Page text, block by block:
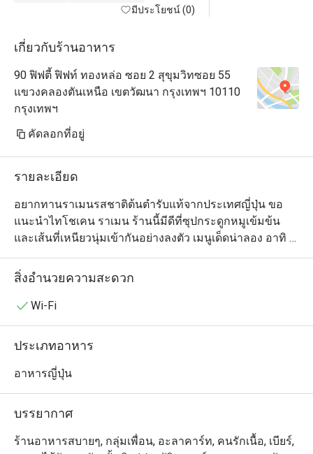
มีประโยชน์ (0)
เกี่ยวกับร้านอาหาร
90 ฟิฟตี้ ฟิฟท์ ทองหล่อ ซอย 2 สุขุมวิทซอย 55
แขวงคลองตันเหนือ เขตวัฒนา กรุงเทพฯ 10110
กรุงเทพฯ
คัดลอกที่อยู่
รายละเอียด
อยากทานราเมนรสชาติต้นตำรับแท้จากประเทศญี่ปุ่น ขอ
แนะนำไทโชเคน ราเมน ร้านนี้มีดีที่ซุปกระดูกหมูเข้มข้น
และเส้นที่เหนียวนุ่มเข้ากันอย่างลงตัว เมนูเด็ดน่าลอง อาทิ
ราเมนแดงเดือดพิเศษ ราเมนซุปกระดูกหมูและหมูสามชั้น
ต้มซีอิ๊ว สำหรับเมนูชวนชิมอื่นๆ ได้แก่ ข้าวแกงกะหรี่หมูชุบ
และเกี๊ยวซ่า ร้านอยู่ในฟิฟตี้ฟิฟท์ ทองหล่อ ซอย 2
สิ่งอำนวยความสะดวก
Wi-Fi
ประเภทอาหาร
อาหารญี่ปุ่น
บรรยากาศ
ร้านอาหารสบายๆ, กลุ่มเพื่อน, อะลาคาร์ท, คนรักเนื้อ, เบียร์,